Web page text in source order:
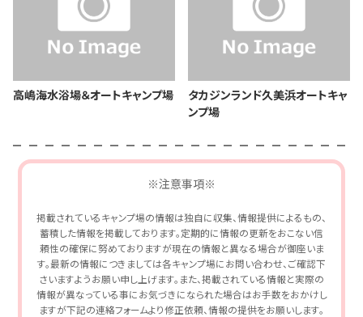
高嶋海水浴場＆オートキャンプ場
タカジンランド久美浜オートキャ
ンプ場
※注意事項※
掲載されているキャンプ場の情報は独自に収集、情報提供によるもの、
蓄積した情報を掲載しております。定期的に情報の更新をおこない信
頼性の確保に努めておりますが現在の情報と異なる場合が御座いま
す。最新の情報につきましては各キャンプ場にお問い合わせ、ご確認下
さいますようお願い申し上げます。また、掲載されている情報と実際の
情報が異なっている事にお気づきになられた場合はお手数をおかけし
ますが下記の連絡フォームより修正依頼、情報の提供をお願いします。